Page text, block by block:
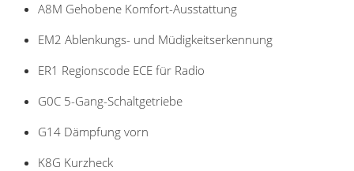
A8M Gehobene Komfort-Ausstattung
EM2 Ablenkungs- und Müdigkeitserkennung
ER1 Regionscode ECE für Radio
G0C 5-Gang-Schaltgetriebe
G14 Dämpfung vorn
K8G Kurzheck